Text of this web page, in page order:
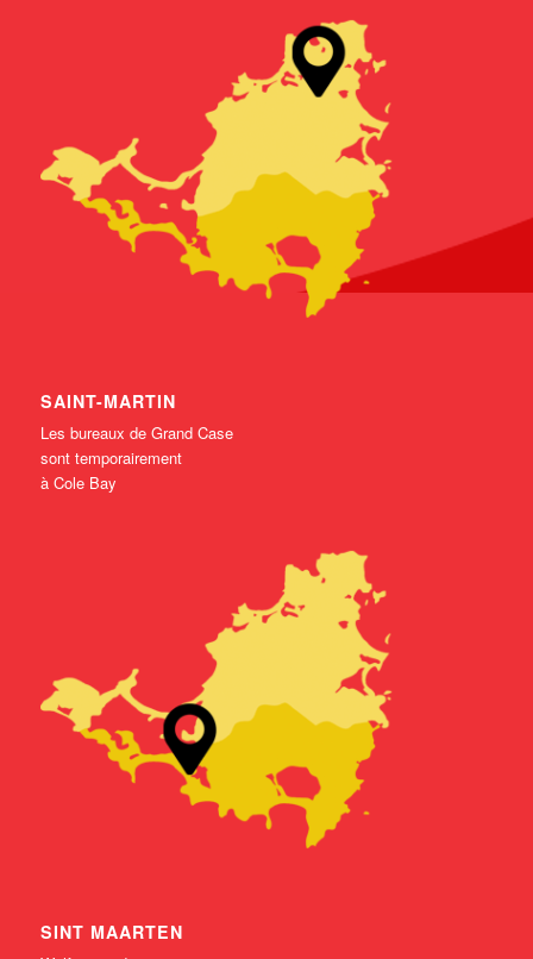
SAINT-MARTIN
Les bureaux de Grand Case
sont temporairement
à Cole Bay
SINT MAARTEN